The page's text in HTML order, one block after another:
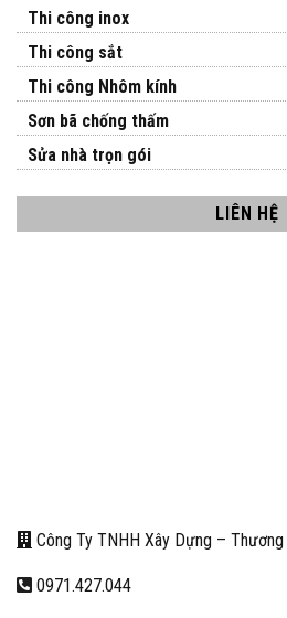
Thi công inox
Thi công sắt
Thi công Nhôm kính
Sơn bã chống thấm
Sửa nhà trọn gói
LIÊN HỆ
Công Ty TNHH Xây Dựng –
0971.427.044